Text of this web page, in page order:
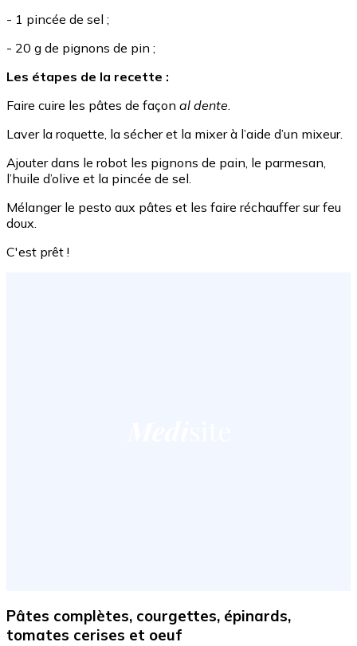
- 1 pincée de sel ;
- 20 g de pignons de pin ;
Les étapes de la recette :
Faire cuire les pâtes de façon al dente.
Laver la roquette, la sécher et la mixer à l’aide d’un mixeur.
Ajouter dans le robot les pignons de pain, le parmesan,
l’huile d’olive et la pincée de sel.
Mélanger le pesto aux pâtes et les faire réchauffer sur feu
doux.
C'est prêt !
Pâtes complètes, courgettes, épinards,
tomates cerises et oeuf